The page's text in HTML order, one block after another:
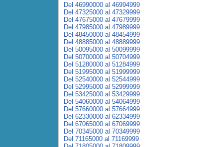
Del 46990000 al 46994999
Del 47325000 al 47329999
Del 47675000 al 47679999
Del 47985000 al 47989999
Del 48450000 al 48454999
Del 48885000 al 48889999
Del 50095000 al 50099999
Del 50700000 al 50704999
Del 51280000 al 51284999
Del 51995000 al 51999999
Del 52540000 al 52544999
Del 52995000 al 52999999
Del 53425000 al 53429999
Del 54060000 al 54064999
Del 57660000 al 57664999
Del 62330000 al 62334999
Del 67065000 al 67069999
Del 70345000 al 70349999
Del 71165000 al 71169999